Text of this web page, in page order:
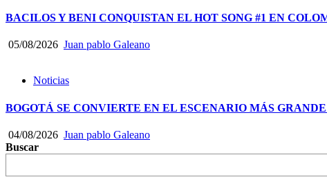
BACILOS Y BENI CONQUISTAN EL HOT SONG #1 EN
05/08/2026 Juan pablo Galeano
Noticias
BOGOTÁ SE CONVIERTE EN EL ESCENARIO MÁS
04/08/2026 Juan pablo Galeano
Buscar